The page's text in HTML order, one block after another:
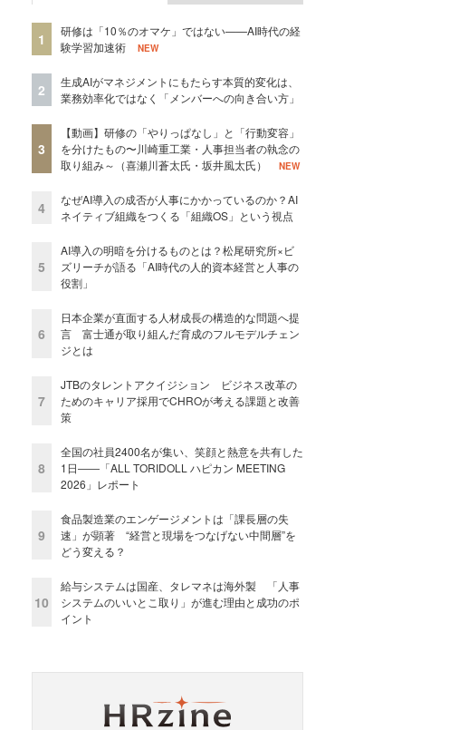
1
研修は「10％のオマケ」ではない——AI時代の経
験学習加速術
NEW
2
生成AIがマネジメントにもたらす本質的変化は、
業務効率化ではなく「メンバーへの向き合い方」
3
【動画】研修の「やりっぱなし」と「行動変容」
を分けたもの〜川崎重工業・人事担当者の執念の
取り組み～（喜瀬川蒼太氏・坂井風太氏）
NEW
4
なぜAI導入の成否が人事にかかっているのか？AI
ネイティブ組織をつくる「組織OS」という視点
5
AI導入の明暗を分けるものとは？松尾研究所×ビ
ズリーチが語る「AI時代の人的資本経営と人事の
役割」
6
日本企業が直面する人材成長の構造的な問題へ提
言 富士通が取り組んだ育成のフルモデルチェン
ジとは
7
JTBのタレントアクイジション ビジネス改革の
ためのキャリア採用でCHROが考える課題と改善
策
8
全国の社員2400名が集い、笑顔と熱意を共有した
1日――「ALL TORIDOLL ハピカン MEETING
2026」レポート
9
食品製造業のエンゲージメントは「課長層の失
速」が顕著 “経営と現場をつなげない中間層”を
どう変える？
10
給与システムは国産、タレマネは海外製 「人事
システムのいいとこ取り」が進む理由と成功のポ
イント